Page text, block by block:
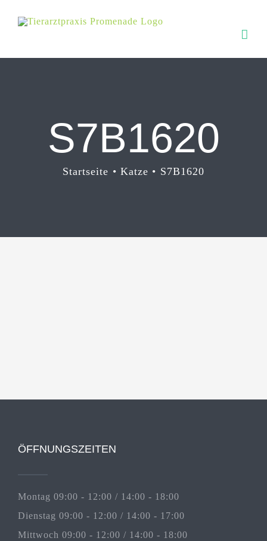
Inhalt
S7B1620
Startseite Katze S7B1620
ÖFFNUNGSZEITEN
Montag 09:00 - 12:00 / 14:00 - 18:00
Dienstag 09:00 - 12:00 / 14:00 - 17:00
Mittwoch 09:00 - 12:00 / 14:00 - 18:00